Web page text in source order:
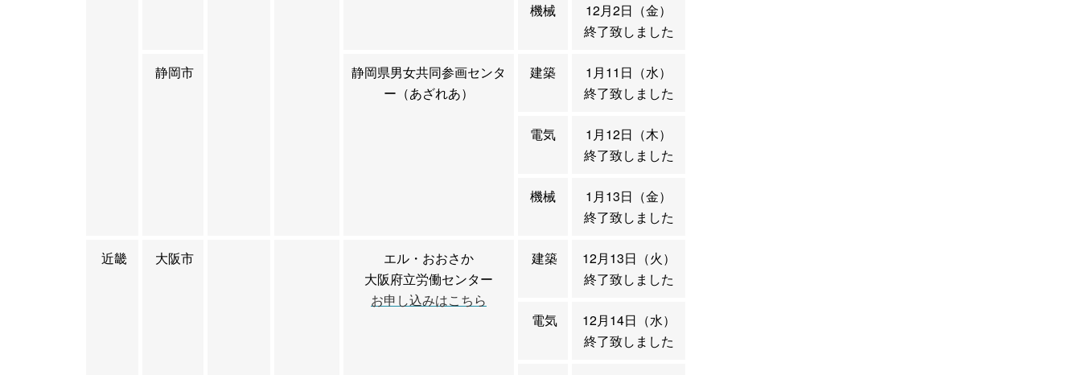
機械
12月2日（金）
終了致しました
静岡市
静岡県男女共同参画センタ
ー（あざれあ）
建築
1月11日（水）
終了致しました
電気
1月12日（木）
終了致しました
機械
1月13日（金）
終了致しました
近畿 大阪市
エル・おおさか
大阪府立労働センター
お申し込みはこちら
建築
12月13日（火）
終了致しました
電気
12月14日（水）
終了致しました